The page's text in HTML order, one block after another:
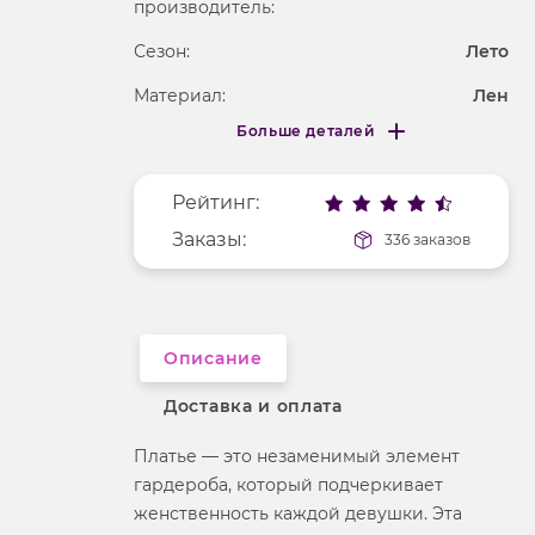
производитель:
Сезон: Лето
Материал:
Лен
приталенный
Фактура материала
Длина рукава без рукавов
Больше деталей
Меньше деталей
Рейтинг:
Заказы:
336 заказов
Описание
Доставка и оплата
Платье — это незаменимый элемент
гардероба, который подчеркивает
женственность каждой девушки. Эта